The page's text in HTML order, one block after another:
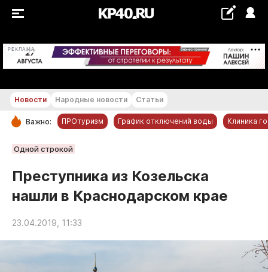
РЕКЛАМА +25...+26 °С
РУБРИКИ
Новости компаний
Статьи
Народные новости
Авто и транспорт
Благоустройство
Новости Народные новости Статьи
Важно: ПРОтуризм График отключений воды Клиника
Одной строкой
Преступника из Козельска
нашли в Краснодарском крае
23.04.2019, 11:33